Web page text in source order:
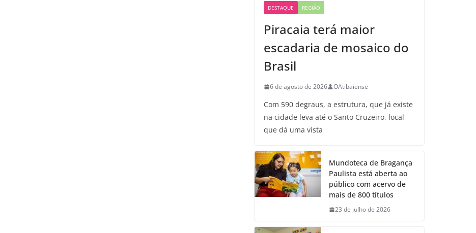
DESTAQUE REGIÃO
Piracaia terá maior
escadaria de mosaico do
Brasil
6 de agosto de 2026 OAtibaiense
Com 590 degraus, a estrutura, que já existe
na cidade leva até o Santo Cruzeiro, local
que dá uma vista
Mundoteca de Bragança
Paulista está aberta ao
público com acervo de
mais de 800 títulos
23 de julho de 2026